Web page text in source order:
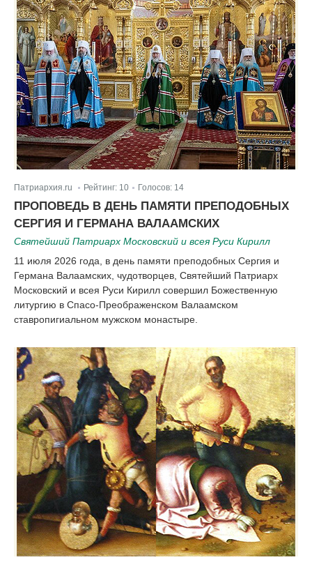
Патриархия.ru Рейтинг: 10 Голосов: 14
ПРОПОВЕДЬ В ДЕНЬ ПАМЯТИ ПРЕПОДОБНЫХ
СЕРГИЯ И ГЕРМАНА ВАЛААМСКИХ
Святейший Патриарх Московский и всея Руси Кирилл
11 июля 2026 года, в день памяти преподобных Сергия и
Германа Валаамских, чудотворцев, Святейший Патриарх
Московский и всея Руси Кирилл совершил Божественную
литургию в Спасо-Преображенском Валаамском
ставропигиальном мужском монастыре.